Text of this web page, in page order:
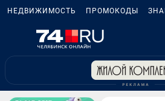
НЕДВИЖИМОСТЬ ПРОМОКОДЫ